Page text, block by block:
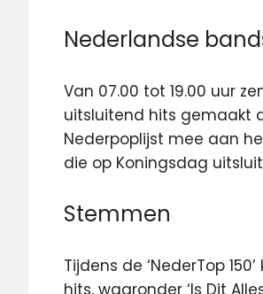
Nederlandse
Van 07.00 tot 19.00 uur
uitsluitend hits gemaakt
Nederpoplijst mee aan
die op Koningsdag
Stemmen
Tijdens de ‘NederTop
hits, waaronder ‘Is Dit